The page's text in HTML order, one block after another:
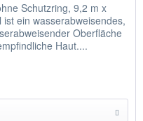
Schutzring, 9,2 m x
ein wasserabweisendes,
Oberfläche
Haut....